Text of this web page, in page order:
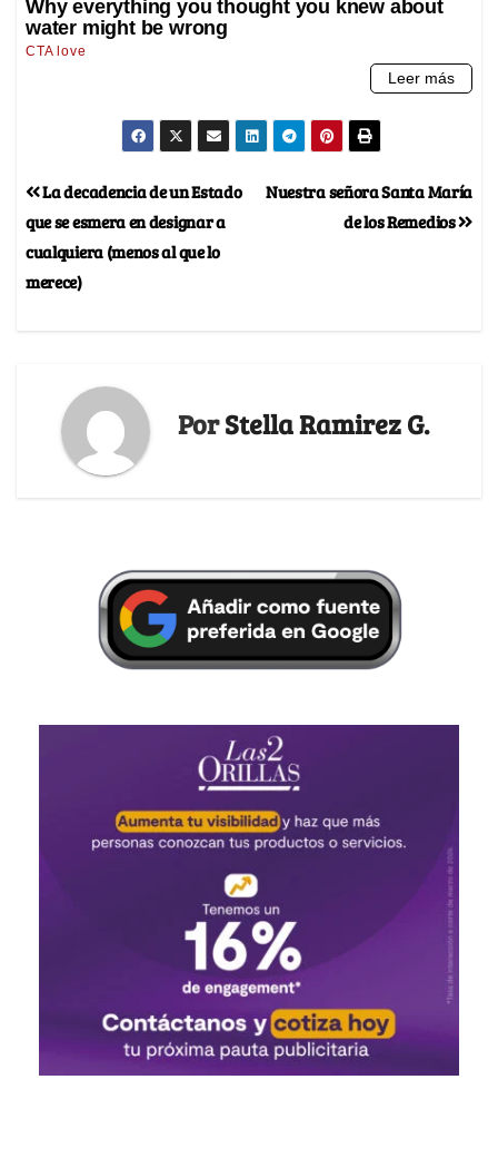
Nuestra señora Santa María
de los Remedios
La decadencia de un Estado
que se esmera en designar a
cualquiera (menos al que lo
merece)
PorStella Ramirez G.